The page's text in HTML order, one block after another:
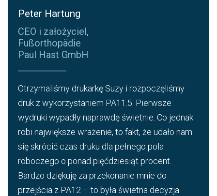
Peter Hartung
CEO i założyciel,
Fußorthopädie
Paul Hast GmbH
Otrzymaliśmy drukarkę Suzy i rozpoczęliśmy
druk z wykorzystaniem PA11.5. Pierwsze
wydruki wypadły naprawdę świetnie. Co jednak
robi największe wrażenie, to fakt, że udało nam
się skrócić czas druku dla pełnego pola
roboczego o ponad pięćdziesiąt procent.
Bardzo dziękuję za przekonanie mnie do
przejścia z PA12 – to była świetna decyzja.